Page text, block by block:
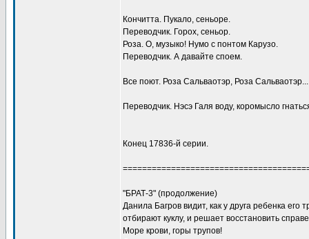
Кончитта. Пукало, сеньоре.
Переводчик. Горох, сеньор.
Роза. О, музыко! Hумо с понтом Карузо.
Переводчик. А давайте споем.
Все поют. Роза Сальваотэр, Роза Сальваотэр...
Переводчик. Hэсэ Галя воду, коромысло
Конец 17836-й серии.
"БРАТ-3" (продолжение)
Данила Багров видит, как у друга ребенка его
отбирают куклу, и решает восстановить
Море крови, горы трупов!